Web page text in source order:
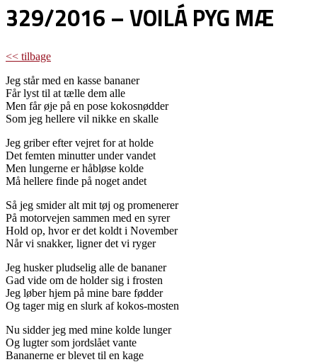
329/2016 – VOILÁ PYG MÆ
<< tilbage
Jeg står med en kasse bananer
Får lyst til at tælle dem alle
Men får øje på en pose kokosnødder
Som jeg hellere vil nikke en skalle
Jeg griber efter vejret for at holde
Det femten minutter under vandet
Men lungerne er håbløse kolde
Må hellere finde på noget andet
Så jeg smider alt mit tøj og promenerer
På motorvejen sammen med en syrer
Hold op, hvor er det koldt i November
Når vi snakker, ligner det vi ryger
Jeg husker pludselig alle de bananer
Gad vide om de holder sig i frosten
Jeg løber hjem på mine bare fødder
Og tager mig en slurk af kokos-mosten
Nu sidder jeg med mine kolde lunger
Og lugter som jordslået vante
Bananerne er blevet til en kage